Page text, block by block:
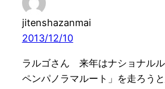
jitenshazanmai
2013/12/10
ラルゴさん 来年はナショナル
ペンパノラマルート」を走ろう